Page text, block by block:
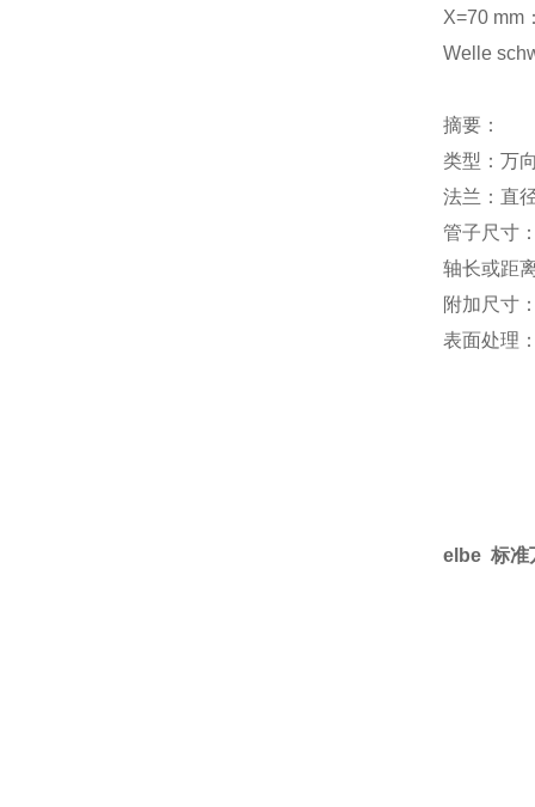
X=70 mm
Welle
摘要：
类型：万
法兰：直
管子尺寸
轴长或距
附加尺寸
表面处理
elbe 标准